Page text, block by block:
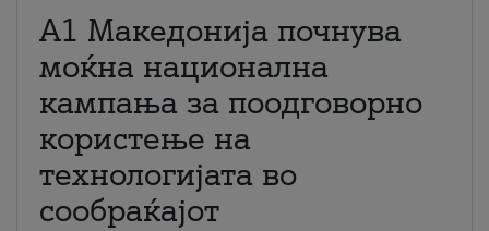
A1 Македонија почнува
моќна национална
кампања за поодговорно
користење на
технологијата во
сообраќајот